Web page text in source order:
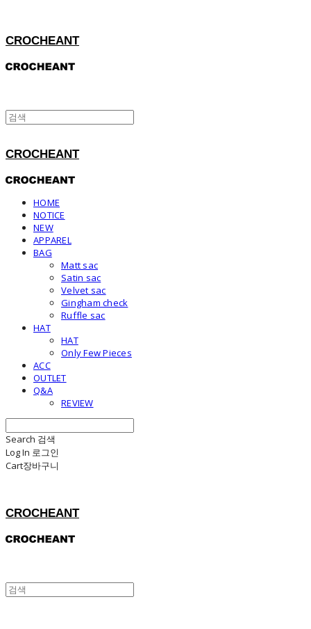
CROCHEANT
CROCHEANT
HOME
NOTICE
NEW
APPAREL
BAG
Matt sac
Satin sac
Velvet sac
Gingham check
Ruffle sac
HAT
HAT
Only Few Pieces
ACC
OUTLET
Q&A
REVIEW
Search 검색
Log In 로그인
Cart장바구니
CROCHEANT